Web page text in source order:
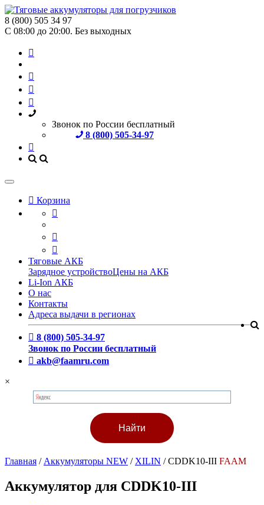
8 (800) 505 34 97
С 08:00 до 20:00. Без выходных
Звонок по России бесплатный
8 (800) 505-34-97
Корзина
Тяговые АКБ
Зарядное устройствоЦены на АКБ
Li-Ion АКБ
О нас
Контакты
Адреса выдачи в регионах
8 (800) 505-34-97
Звонок по России бесплатный
akb@faamru.com
×
Главная / Аккумуляторы NEW / XILIN /CDDK10-III FAAM
Аккумулятор для CDDK10-III